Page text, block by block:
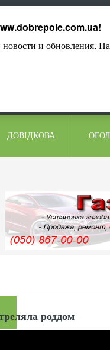
ДОВІДКОВА
роддом
!
и обновления.